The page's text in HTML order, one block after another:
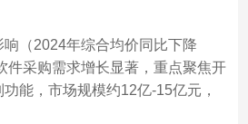
（2024年综合均价同比下降
件采购需求增长显著，重点聚焦‌开
能，市场规模约‌12亿-15亿元‌，